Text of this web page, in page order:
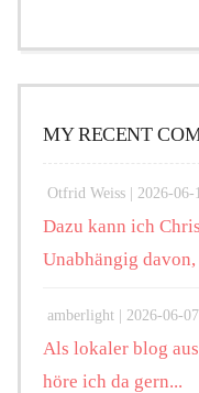
MY RECENT
Otfrid Weiss | 2026-06-
Dazu kann ich
Unabhängig davon,
amberlight | 2026-06-
Als lokaler blog
höre ich da gern...